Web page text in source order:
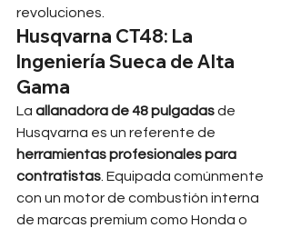
revoluciones.
Husqvarna CT48: La
Ingeniería Sueca de Alta
Gama
La allanadora de 48 pulgadas de
Husqvarna es un referente de
herramientas profesionales para
contratistas . Equipada comúnmente
con un motor de combustión interna
de marcas premium como Honda o